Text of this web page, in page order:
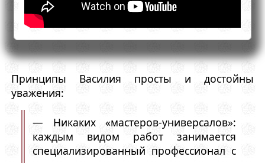
Принципы Василия просты и достойны
уважения:
— Никаких «мастеров-универсалов»:
каждым видом работ занимается
специализированный профессионал с